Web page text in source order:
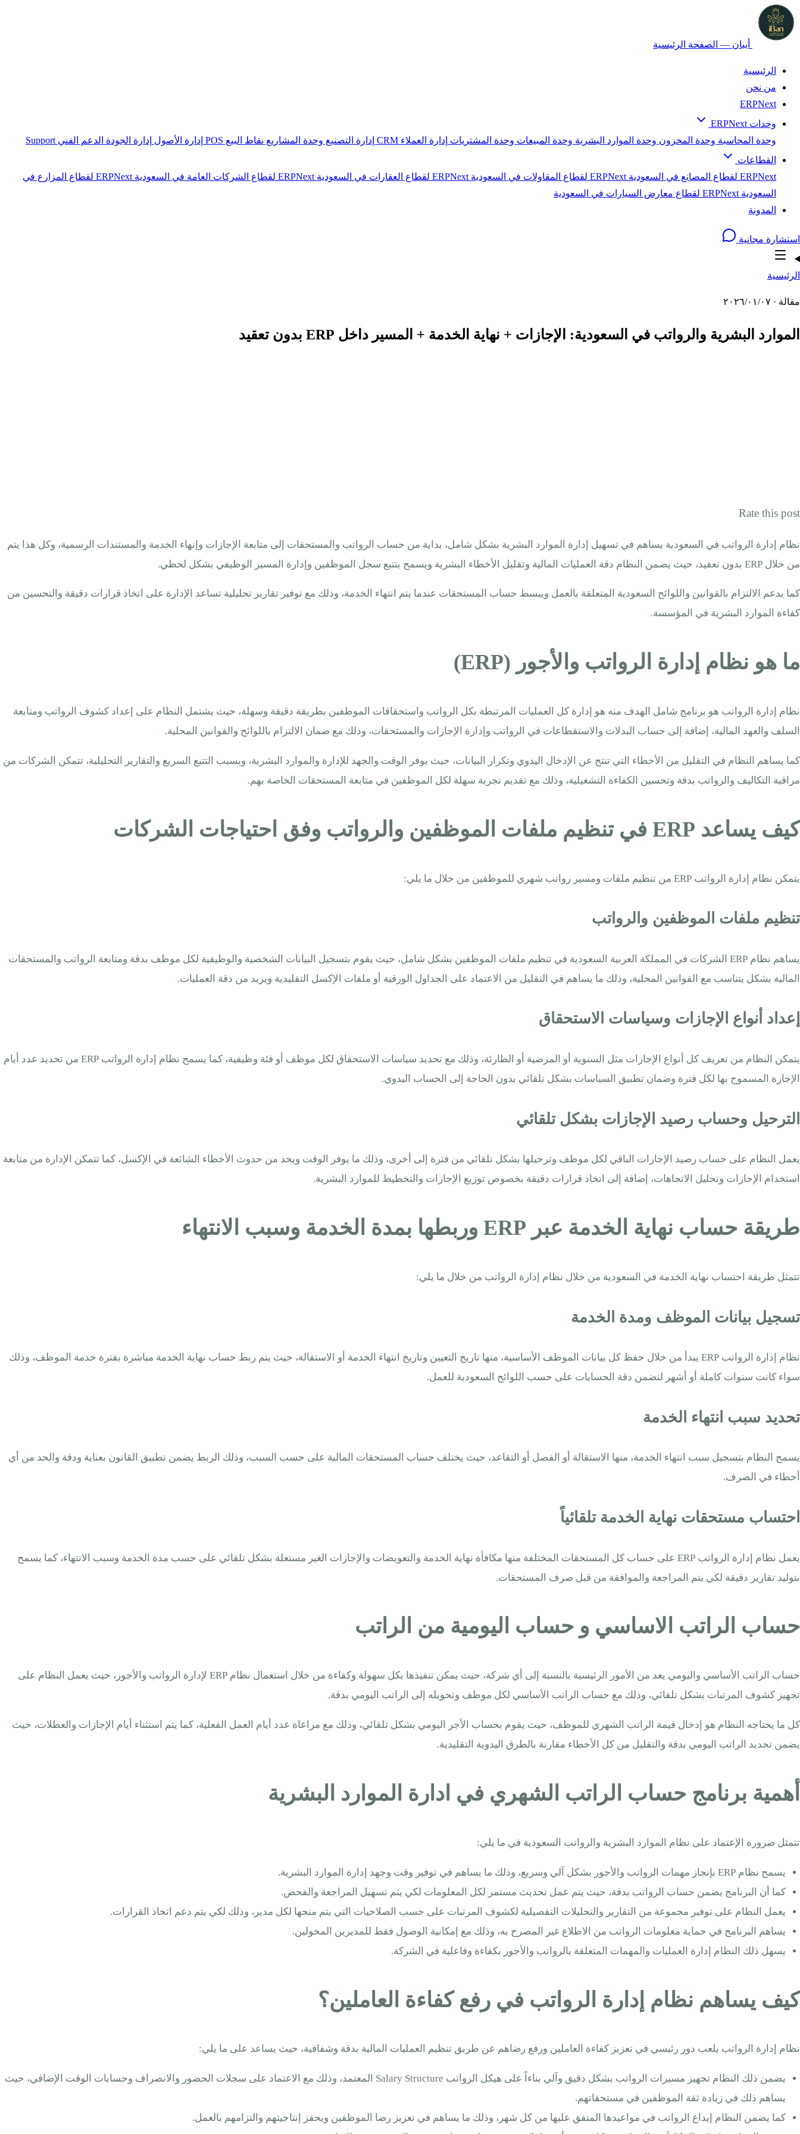
أيبان — الصفحة الرئيسية
الرئيسية
من نحن
ERPNext
وحدات ERPNext
وحدة المحاسبة وحدة المخزون وحدة الموارد البشرية وحدة المبيعات وحدة المشتريات إدارة العملاء CRM إدارة التصنيع وحدة المشاريع نقاط البيع POS إدارة الأصول إدارة الجودة الدعم الفني Support
القطاعات
ERPNext لقطاع المصانع في السعودية
ERPNext لقطاع المقاولات في السعودية ERPNext لقطاع العقارات في السعودية ERPNext لقطاع الشركات العامة في السعودية
ERPNext لقطاع المزارع في
السعودية ERPNext لقطاع معارض السيارات في السعودية
المدونة
استشارة مجانية
الرئيسية
مقالة · ٠٧‏/٠١‏/٢٠٢٦
الموارد البشرية والرواتب في السعودية: الإجازات + نهاية الخدمة + المسير داخل ERP بدون تعقيد
Rate this post
نظام إدارة الرواتب في السعودية يساهم في تسهيل إدارة الموارد البشرية بشكل شامل، بداية من حساب الرواتب والمستحقات إلى متابعة الإجازات وإنهاء الخدمة والمستندات الرسمية، وكل هذا يتم
من خلال ERP بدون تعقيد، حيث يضمن النظام دقة العمليات المالية وتقليل الأخطاء البشرية ويسمح بتتبع سجل الموظفين وإدارة المسير الوظيفي بشكل لحظي.
كما يدعم الالتزام بالقوانين واللوائح السعودية المتعلقة بالعمل ويبسط حساب المستحقات عندما يتم انتهاء الخدمة، وذلك مع توفير تقارير تحليلية تساعد الإدارة على اتخاذ قرارات دقيقة والتحسين من
كفاءة الموارد البشرية في المؤسسة.
ما هو نظام إدارة الرواتب والأجور (ERP)
نظام إدارة الرواتب هو برنامج شامل الهدف منه هو إدارة كل العمليات المرتبطة بكل الرواتب واستحقاقات الموظفين بطريقة دقيقة وسهلة، حيث يشتمل النظام على إعداد كشوف الرواتب ومتابعة
السلف والعهد المالية، إضافة إلى حساب البدلات والاستقطاعات في الرواتب وإدارة الإجازات والمستحقات، وذلك مع ضمان الالتزام باللوائح والقوانين المحلية.
كما يساهم النظام في التقليل من الأخطاء التي تنتج عن الإدخال اليدوي وتكرار البيانات، حيث يوفر الوقت والجهد للإدارة والموارد البشرية، وبسبب التتبع السريع والتقارير التحليلية، تتمكن الشركات من
مراقبة التكاليف والرواتب بدقة وتحسين الكفاءة التشغيلية، وذلك مع تقديم تجربة سهلة لكل الموظفين في متابعة المستحقات الخاصة بهم.
كيف يساعد ERP في تنظيم ملفات الموظفين والرواتب وفق احتياجات الشركات
يتمكن نظام إدارة الرواتب ERP من تنظيم ملفات ومسير رواتب شهري للموظفين من خلال ما يلي:
تنظيم ملفات الموظفين والرواتب
يساهم نظام ERP الشركات في المملكة العربية السعودية في تنظيم ملفات الموظفين بشكل شامل، حيث يقوم بتسجيل البيانات الشخصية والوظيفية لكل موظف بدقة ومتابعة الرواتب والمستحقات
المالية بشكل يتناسب مع القوانين المحلية، وذلك ما يساهم في التقليل من الاعتماد على الجداول الورقية أو ملفات الإكسل التقليدية ويزيد من دقة العمليات.
إعداد أنواع الإجازات وسياسات الاستحقاق
يتمكن النظام من تعريف كل أنواع الإجازات مثل السنوية أو المرضية أو الطارئة، وذلك مع تحديد سياسات الاستحقاق لكل موظف أو فئة وظيفية، كما يسمح نظام إدارة الرواتب ERP من تحديد عدد أيام
الإجازة المسموح بها لكل فترة وضمان تطبيق السياسات بشكل تلقائي بدون الحاجة إلى الحساب اليدوي.
الترحيل وحساب رصيد الإجازات بشكل تلقائي
يعمل النظام على حساب رصيد الإجازات الباقي لكل موظف وترحيلها بشكل تلقائي من فترة إلى أخرى، وذلك ما يوفر الوقت ويحد من حدوث الأخطاء الشائعة في الإكسل، كما تتمكن الإدارة من متابعة
استخدام الإجازات وتحليل الاتجاهات، إضافة إلى اتخاذ قرارات دقيقة بخصوص توزيع الإجازات والتخطيط للموارد البشرية.
طريقة حساب نهاية الخدمة عبر ERP وربطها بمدة الخدمة وسبب الانتهاء
تتمثل طريقة احتساب نهاية الخدمة في السعودية من خلال نظام إدارة الرواتب من خلال ما يلي:
تسجيل بيانات الموظف ومدة الخدمة
نظام إدارة الرواتب ERP يبدأ من خلال حفظ كل بيانات الموظف الأساسية، منها تاريخ التعيين وتاريخ انتهاء الخدمة أو الاستقالة، حيث يتم ربط حساب نهاية الخدمة مباشرة بفترة خدمة الموظف، وذلك
سواء كانت سنوات كاملة أو أشهر لنضمن دقة الحسابات على حسب اللوائح السعودية للعمل.
تحديد سبب انتهاء الخدمة
يسمح النظام بتسجيل سبب انتهاء الخدمة، منها الاستقالة أو الفصل أو التقاعد، حيث يختلف حساب المستحقات المالية على حسب السبب، وذلك الربط يضمن تطبيق القانون بعناية ودقة والحد من أي
أخطاء في الصرف.
احتساب مستحقات نهاية الخدمة تلقائياً
يعمل نظام إدارة الرواتب ERP على حساب كل المستحقات المختلفة منها مكافأة نهاية الخدمة والتعويضات والإجازات الغير مستغلة بشكل تلقائي على حسب مدة الخدمة وسبب الانتهاء، كما يسمح
بتوليد تقارير دقيقة لكي يتم المراجعة والموافقة من قبل صرف المستحقات.
حساب الراتب الاساسي و حساب اليومية من الراتب
حساب الراتب الأساسي واليومي يعد من الأمور الرئيسية بالنسبة إلى أي شركة، حيث يمكن تنفيذها بكل سهولة وكفاءة من خلال استعمال نظام ERP لإدارة الرواتب والأجور، حيث يعمل النظام على
تجهيز كشوف المرتبات بشكل تلقائي، وذلك مع حساب الراتب الأساسي لكل موظف وتحويله إلى الراتب اليومي بدقة.
كل ما يحتاجه النظام هو إدخال قيمة الراتب الشهري للموظف، حيث يقوم بحساب الأجر اليومي بشكل تلقائي، وذلك مع مراعاة عدد أيام العمل الفعلية، كما يتم استثناء أيام الإجازات والعطلات، حيث
يضمن تحديد الراتب اليومي بدقة والتقليل من كل الأخطاء مقارنة بالطرق اليدوية التقليدية.
أهمية برنامج حساب الراتب الشهري في ادارة الموارد البشرية
تتمثل ضرورة الإعتماد على نظام الموارد البشرية والرواتب السعودية في ما يلي:
يسمح نظام ERP بإنجاز مهمات الرواتب والأجور بشكل آلي وسريع، وذلك ما يساهم في توفير وقت وجهد إدارة الموارد البشرية.
كما أن البرنامج يضمن حساب الرواتب بدقة، حيث يتم عمل تحديث مستمر لكل المعلومات لكي يتم تسهيل المراجعة والفحص.
يعمل النظام على توفير مجموعة من التقارير والتحليلات التفصيلية لكشوف المرتبات على حسب الصلاحيات التي يتم منحها لكل مدير، وذلك لكي يتم دعم اتخاذ القرارات.
يساهم البرنامج في حماية معلومات الرواتب من الاطلاع غير المصرح به، وذلك مع إمكانية الوصول فقط للمديرين المخولين.
يسهل ذلك النظام إدارة العمليات والمهمات المتعلقة بالرواتب والأجور بكفاءة وفاعلية في الشركة.
كيف يساهم نظام إدارة الرواتب في رفع كفاءة العاملين؟
نظام إدارة الرواتب يلعب دور رئيسي في تعزيز كفاءة العاملين ورفع رضاهم عن طريق تنظيم العمليات المالية بدقة وشفافية، حيث يساعد على ما يلي:
يضمن ذلك النظام تجهيز مسيرات الرواتب بشكل دقيق وآلي بناءاً على هيكل الرواتب Salary Structure المعتمد، وذلك مع الاعتماد على سجلات الحضور والانصراف وحسابات الوقت الإضافي، حيث
يساهم ذلك في زيادة ثقة الموظفين في مستحقاتهم.
كما يضمن النظام إيداع الرواتب في مواعيدها المتفق عليها من كل شهر، وذلك ما يساهم في تعزيز رضا الموظفين ويحفز إنتاجيتهم والتزامهم بالعمل.